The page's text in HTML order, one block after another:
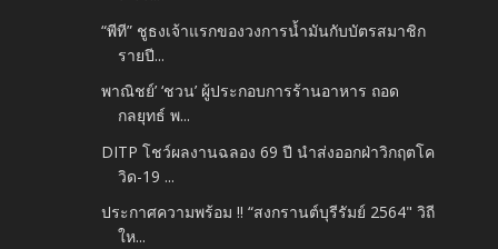
“พีที” ชูธงเจ้าแรกของวงการน้ำมันกับบัตรสมาชิก
รายปี...
พาณิชย์’ ‘ชวน’ ผู้ประกอบการร้านอาหาร ถอด
กลยุทธ์ พ...
DITP โชว์ผลงานฉลอง 69 ปี นำส่งออกฝ่าวิกฤตโค
วิด-19 ...
ประกาศความพร้อม !! “สงกรานต์บุรีรัมย์ 2564" วิถี
ให...